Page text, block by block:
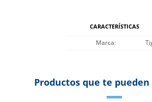
CARACTERÍSTICAS
Marca
Productos que te